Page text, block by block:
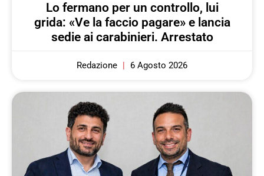
Lo fermano per un controllo, lui
grida: «Ve la faccio pagare» e lancia
sedie ai carabinieri. Arrestato
Redazione 6 Agosto 2026